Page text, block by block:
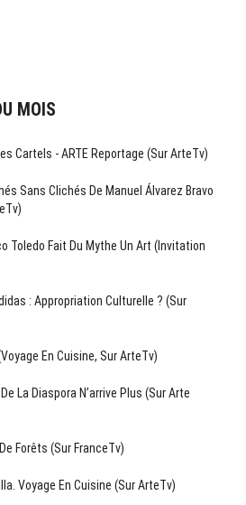
MOIS
Cartels - ARTE Reportage (sur ArteTv)
Sans Clichés De Manuel Álvarez Bravo
Toledo Fait Du Mythe Un Art (Invitation
: Appropriation Culturelle ? (sur
En Cuisine, Sur ArteTv)
De La Diaspora N’arrive Plus (sur Arte
Forêts (sur FranceTv)
Voyage En Cuisine (sur ArteTv)